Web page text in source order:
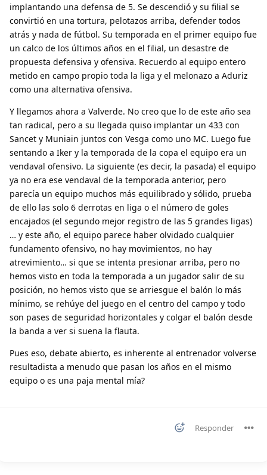
implantando una defensa de 5. Se descendió y su filial se
convirtió en una tortura, pelotazos arriba, defender todos
atrás y nada de fútbol. Su temporada en el primer equipo fue
un calco de los últimos años en el filial, un desastre de
propuesta defensiva y ofensiva. Recuerdo al equipo entero
metido en campo propio toda la liga y el melonazo a Aduriz
como una alternativa ofensiva.
Y llegamos ahora a Valverde. No creo que lo de este año sea
tan radical, pero a su llegada quiso implantar un 433 con
Sancet y Muniain juntos con Vesga como uno MC. Luego fue
sentando a Iker y la temporada de la copa el equipo era un
vendaval ofensivo. La siguiente (es decir, la pasada) el equipo
ya no era ese vendaval de la temporada anterior, pero
parecía un equipo muchos más equilibrado y sólido, prueba
de ello las solo 6 derrotas en liga o el número de goles
encajados (el segundo mejor registro de las 5 grandes ligas)
… y este año, el equipo parece haber olvidado cualquier
fundamento ofensivo, no hay movimientos, no hay
atrevimiento… si que se intenta presionar arriba, pero no
hemos visto en toda la temporada a un jugador salir de su
posición, no hemos visto que se arriesgue el balón lo más
mínimo, se rehúye del juego en el centro del campo y todo
son pases de seguridad horizontales y colgar el balón desde
la banda a ver si suena la flauta.
Pues eso, debate abierto, es inherente al entrenador volverse
resultadista a menudo que pasan los años en el mismo
equipo o es una paja mental mía?
Responder